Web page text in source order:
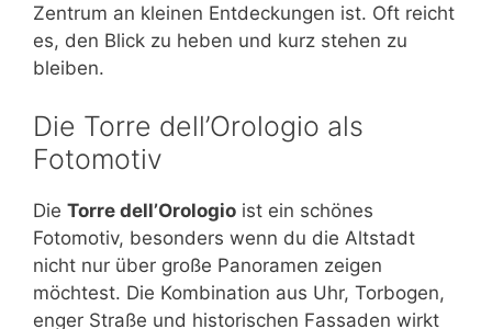
Zentrum an kleinen Entdeckungen ist. Oft reicht
es, den Blick zu heben und kurz stehen zu
bleiben.
Die Torre dell’Orologio als
Fotomotiv
Die Torre dell’Orologio ist ein schönes
Fotomotiv, besonders wenn du die Altstadt
nicht nur über große Panoramen zeigen
möchtest. Die Kombination aus Uhr, Torbogen,
enger Straße und historischen Fassaden wirkt